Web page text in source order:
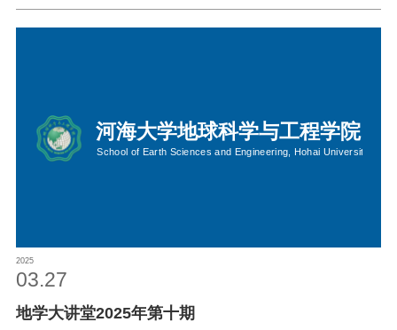
2025
03.27
地学大讲堂2025年第十期